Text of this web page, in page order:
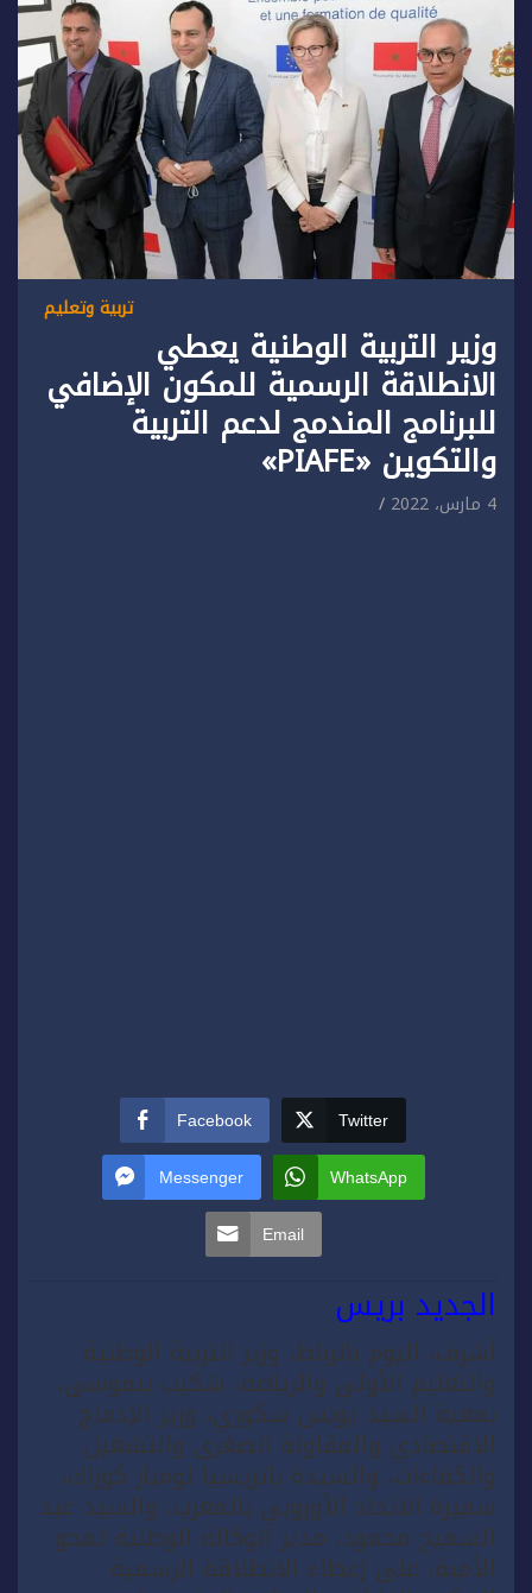
تربية وتعليم
وزير التربية الوطنية يعطي
الانطلاقة الرسمية للمكون الإضافي
للبرنامج المندمج لدعم التربية
والتكوين «PIAFE»
4 مارس، 2022
Facebook Twitter
Messenger WhatsApp
Email
الجديد بريس
أشرف، اليوم بالرباط، وزير التربية الوطنية
والتعليم الأولي والرياضة، شكيب بنموسى،
بمعية السيد يونس سكوري، وزير الإدماج
الاقتصادي والمقاولة الصغرى والتشغيل
والكفاءات، والسيدة باتريسيا لومبار كوزاك،
سفيرة الاتحاد الأوروبي بالمغرب، والسيد عبد
السميح محمود، مدير الوكالة الوطنية لمحو
الأمية، على إعطاء الانطلاقة الرسمية